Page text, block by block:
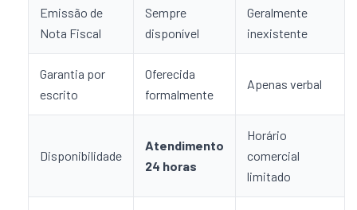
Emissão de
Nota Fiscal
Sempre
disponível
Geralmente
inexistente
Garantia por
escrito
Oferecida
formalmente
Apenas verbal
Disponibilidade
Atendimento
24 horas
Horário
comercial
limitado